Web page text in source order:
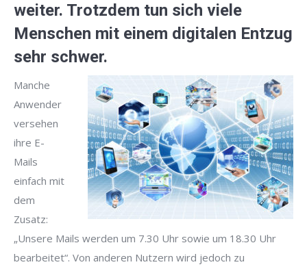
weiter. Trotzdem tun sich viele
Menschen mit einem digitalen Entzug
sehr schwer.
Manche
Anwender
versehen
ihre E-
Mails
einfach mit
dem
Zusatz:
„Unsere Mails werden um 7.30 Uhr sowie um 18.30 Uhr
bearbeitet“. Von anderen Nutzern wird jedoch zu